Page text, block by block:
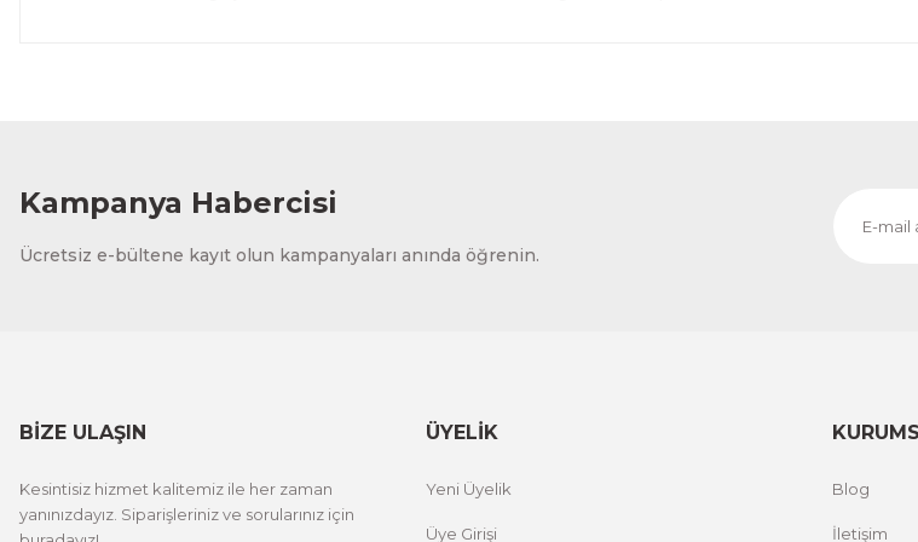
Kampanya Habercisi
Ücretsiz e-bültene kayıt olun kampanyaları anında öğrenin.
BİZE ULAŞIN
Kesintisiz hizmet kalitemiz ile her zaman
yanınızdayız. Siparişleriniz ve sorularınız için
ÜYELİK
Yeni Üyelik
Üye Girişi
Blog
İletişim